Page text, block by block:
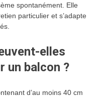
spontanément. Elle
particulier et s’adapte
elles
un balcon ?
d’au moins 40 cm